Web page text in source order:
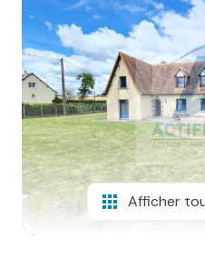
biens
vendus
contact
Afficher